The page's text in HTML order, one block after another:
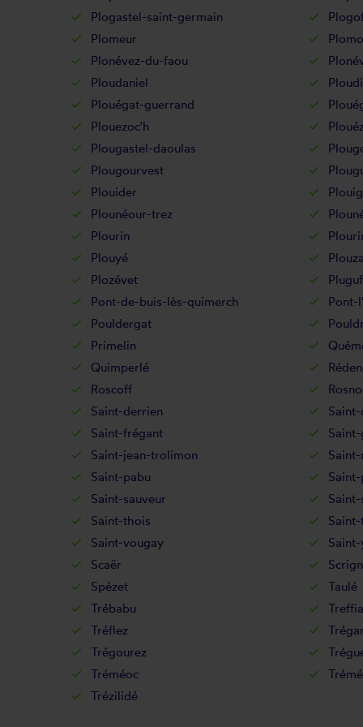
Plogastel-saint-germain
Plomeur
Plonévez-du-faou
Ploudaniel
Plouégat-guerrand
Plouezoc'h
Plougastel-daoulas
Plougourvest
Plouider
Plounéour-trez
Plourin
Plouyé
Plozévet
Pont-de-buis-lès-quimerch
Pont-
Pouldergat
Primelin
Quimperlé
Roscoff
Saint-derrien
Saint-frégant
Saint-jean-trolimon
Saint-pabu
Saint-sauveur
Saint-thois
Saint-vougay
Scaër
Spézet
Taulé
Trébabu
Tréflez
Trégourez
Tréméoc
Trézilidé